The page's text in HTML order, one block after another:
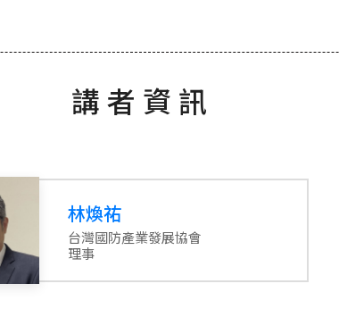
講者資訊
林煥祐
台灣國防產業發展協會
理事